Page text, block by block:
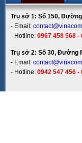
Trụ sở 1: Số 150, Đường
- Email:
- Hotline: 0967 458 568 -
Trụ sở 2: Số 30, Đường
- Email:
- Hotline: 0942 547 456 -